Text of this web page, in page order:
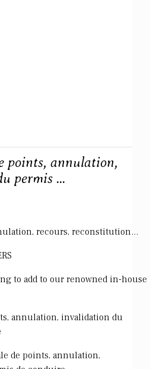
points, annulation,
permis ...
recours, reconstitution...
to add to our renowned in-house
annulation, invalidation du
de points, annulation,